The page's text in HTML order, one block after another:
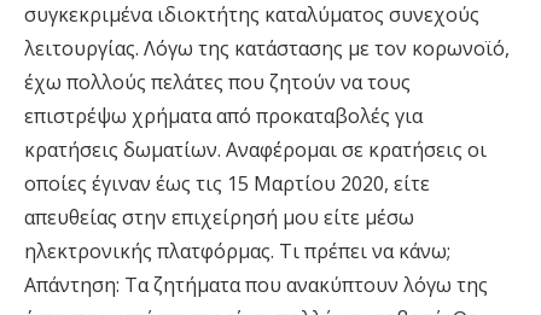
συγκεκριµένα ιδιοκτήτης καταλύµατος συνεχούς
λειτουργίας. Λόγω της κατάστασης µε τον κορωνοϊό,
έχω πολλούς πελάτες που ζητούν να τους
επιστρέψω χρήµατα από προκαταβολές για
κρατήσεις δωµατίων. Αναφέροµαι σε κρατήσεις οι
οποίες έγιναν έως τις 15 Μαρτίου 2020, είτε
απευθείας στην επιχείρησή µου είτε µέσω
ηλεκτρονικής πλατφόρµας. Τι πρέπει να κάνω;
Απάντηση: Τα ζητήµατα που ανακύπτουν λόγω της